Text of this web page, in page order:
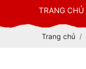
TRANG CHỦ
Trang chủ